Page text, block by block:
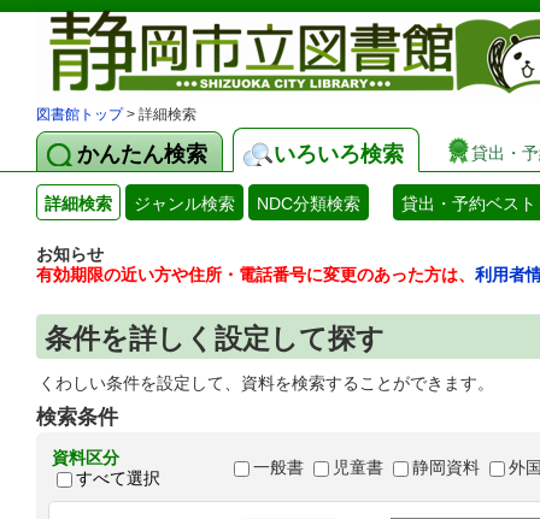
図書館トップ> 詳細検索
かんたん検索 いろいろ検索 貸出・
詳細検索 ジャンル検索 NDC分類検索 貸出・予約ベスト
お知らせ
有効期限の近い方や住所・電話番号に変更のあった方は、 利用者
条件を詳しく設定して探す
くわしい条件を設定して、資料を検索することができます。
検索条件
資料区分
すべて選択
一般書 児童書 静岡資料 外